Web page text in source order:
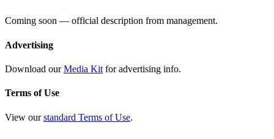
Coming soon — official description from management.
Advertising
Download ourMedia Kit for advertising info.
Terms of Use
View ourstandard Terms of Use.